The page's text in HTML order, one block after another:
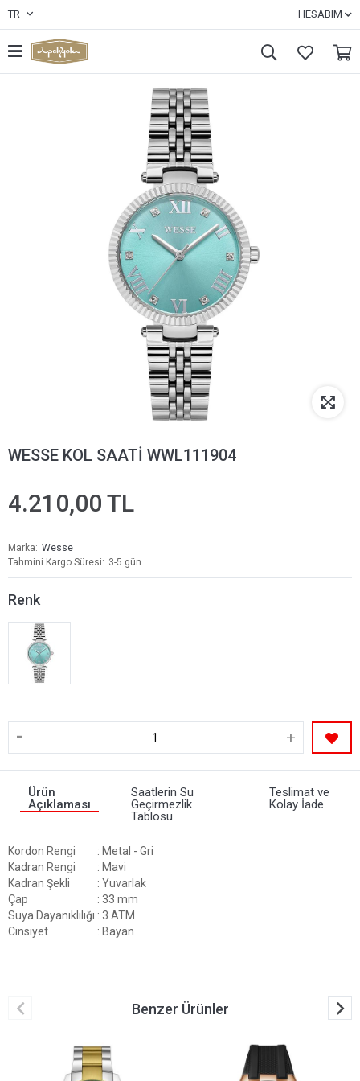
TR HESABIM
WESSE KOL SAATİ WWL111904
4.210,00 TL
Marka
Wesse
Tahmini Kargo Süresi
3-5 gün
Renk
- +
Ürün
Açıklaması
Saatlerin Su
Geçirmezlik
Tablosu
Teslimat ve
Kolay İade
Kordon Rengi
: Metal - Gri
Kadran Rengi
: Mavi
Kadran Şekli
: Yuvarlak
Çap
: 33 mm
Suya Dayanıklılığı : 3 ATM
Cinsiyet
: Bayan
Benzer Ürünler